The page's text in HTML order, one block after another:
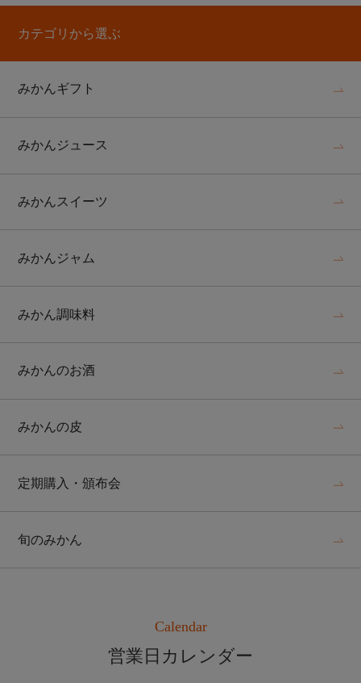
カテゴリから選ぶ
みかんギフト
みかんジュース
みかんスイーツ
みかんジャム
みかん調味料
みかんのお酒
みかんの皮
定期購入・頒布会
旬のみかん
Calendar
営業日カレンダー